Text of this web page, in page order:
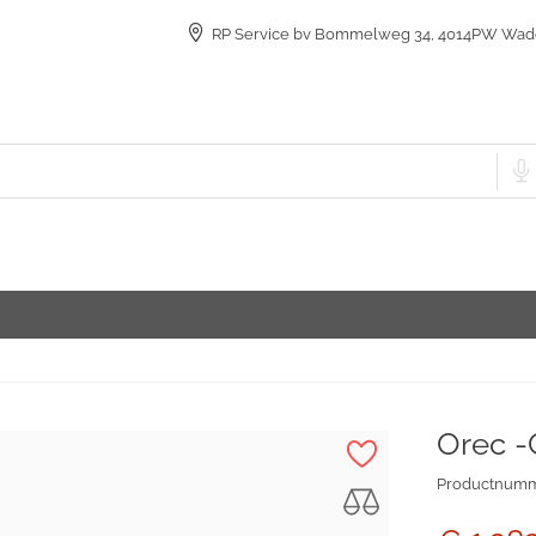
RP Service bv Bommelweg 34, 4014PW
Orec -